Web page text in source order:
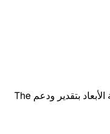
يحظى أرشيفنا للمعارض الافتراضية ثلاثية الأبعاد بتقدير ودعم The